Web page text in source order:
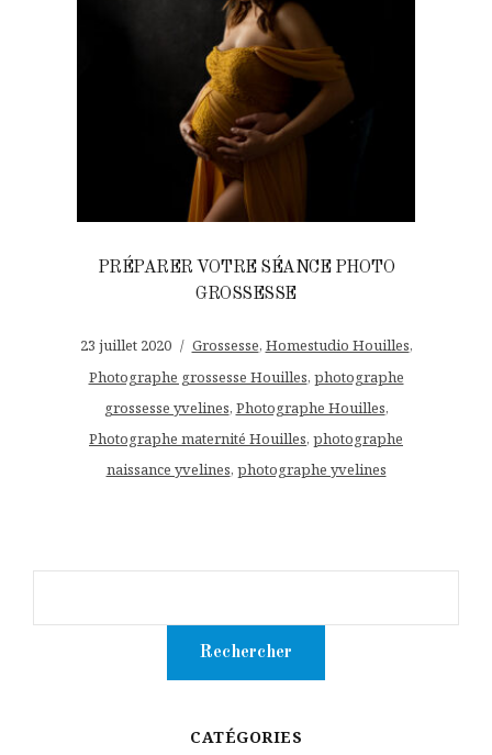
PRÉPARER VOTRE SÉANCE PHOTO
GROSSESSE
23 juillet 2020 Grossesse, Homestudio Houilles,
Photographe grossesse Houilles, photographe
grossesse yvelines, Photographe Houilles,
Photographe maternité Houilles, photographe
naissance yvelines, photographe yvelines
CATÉGORIES